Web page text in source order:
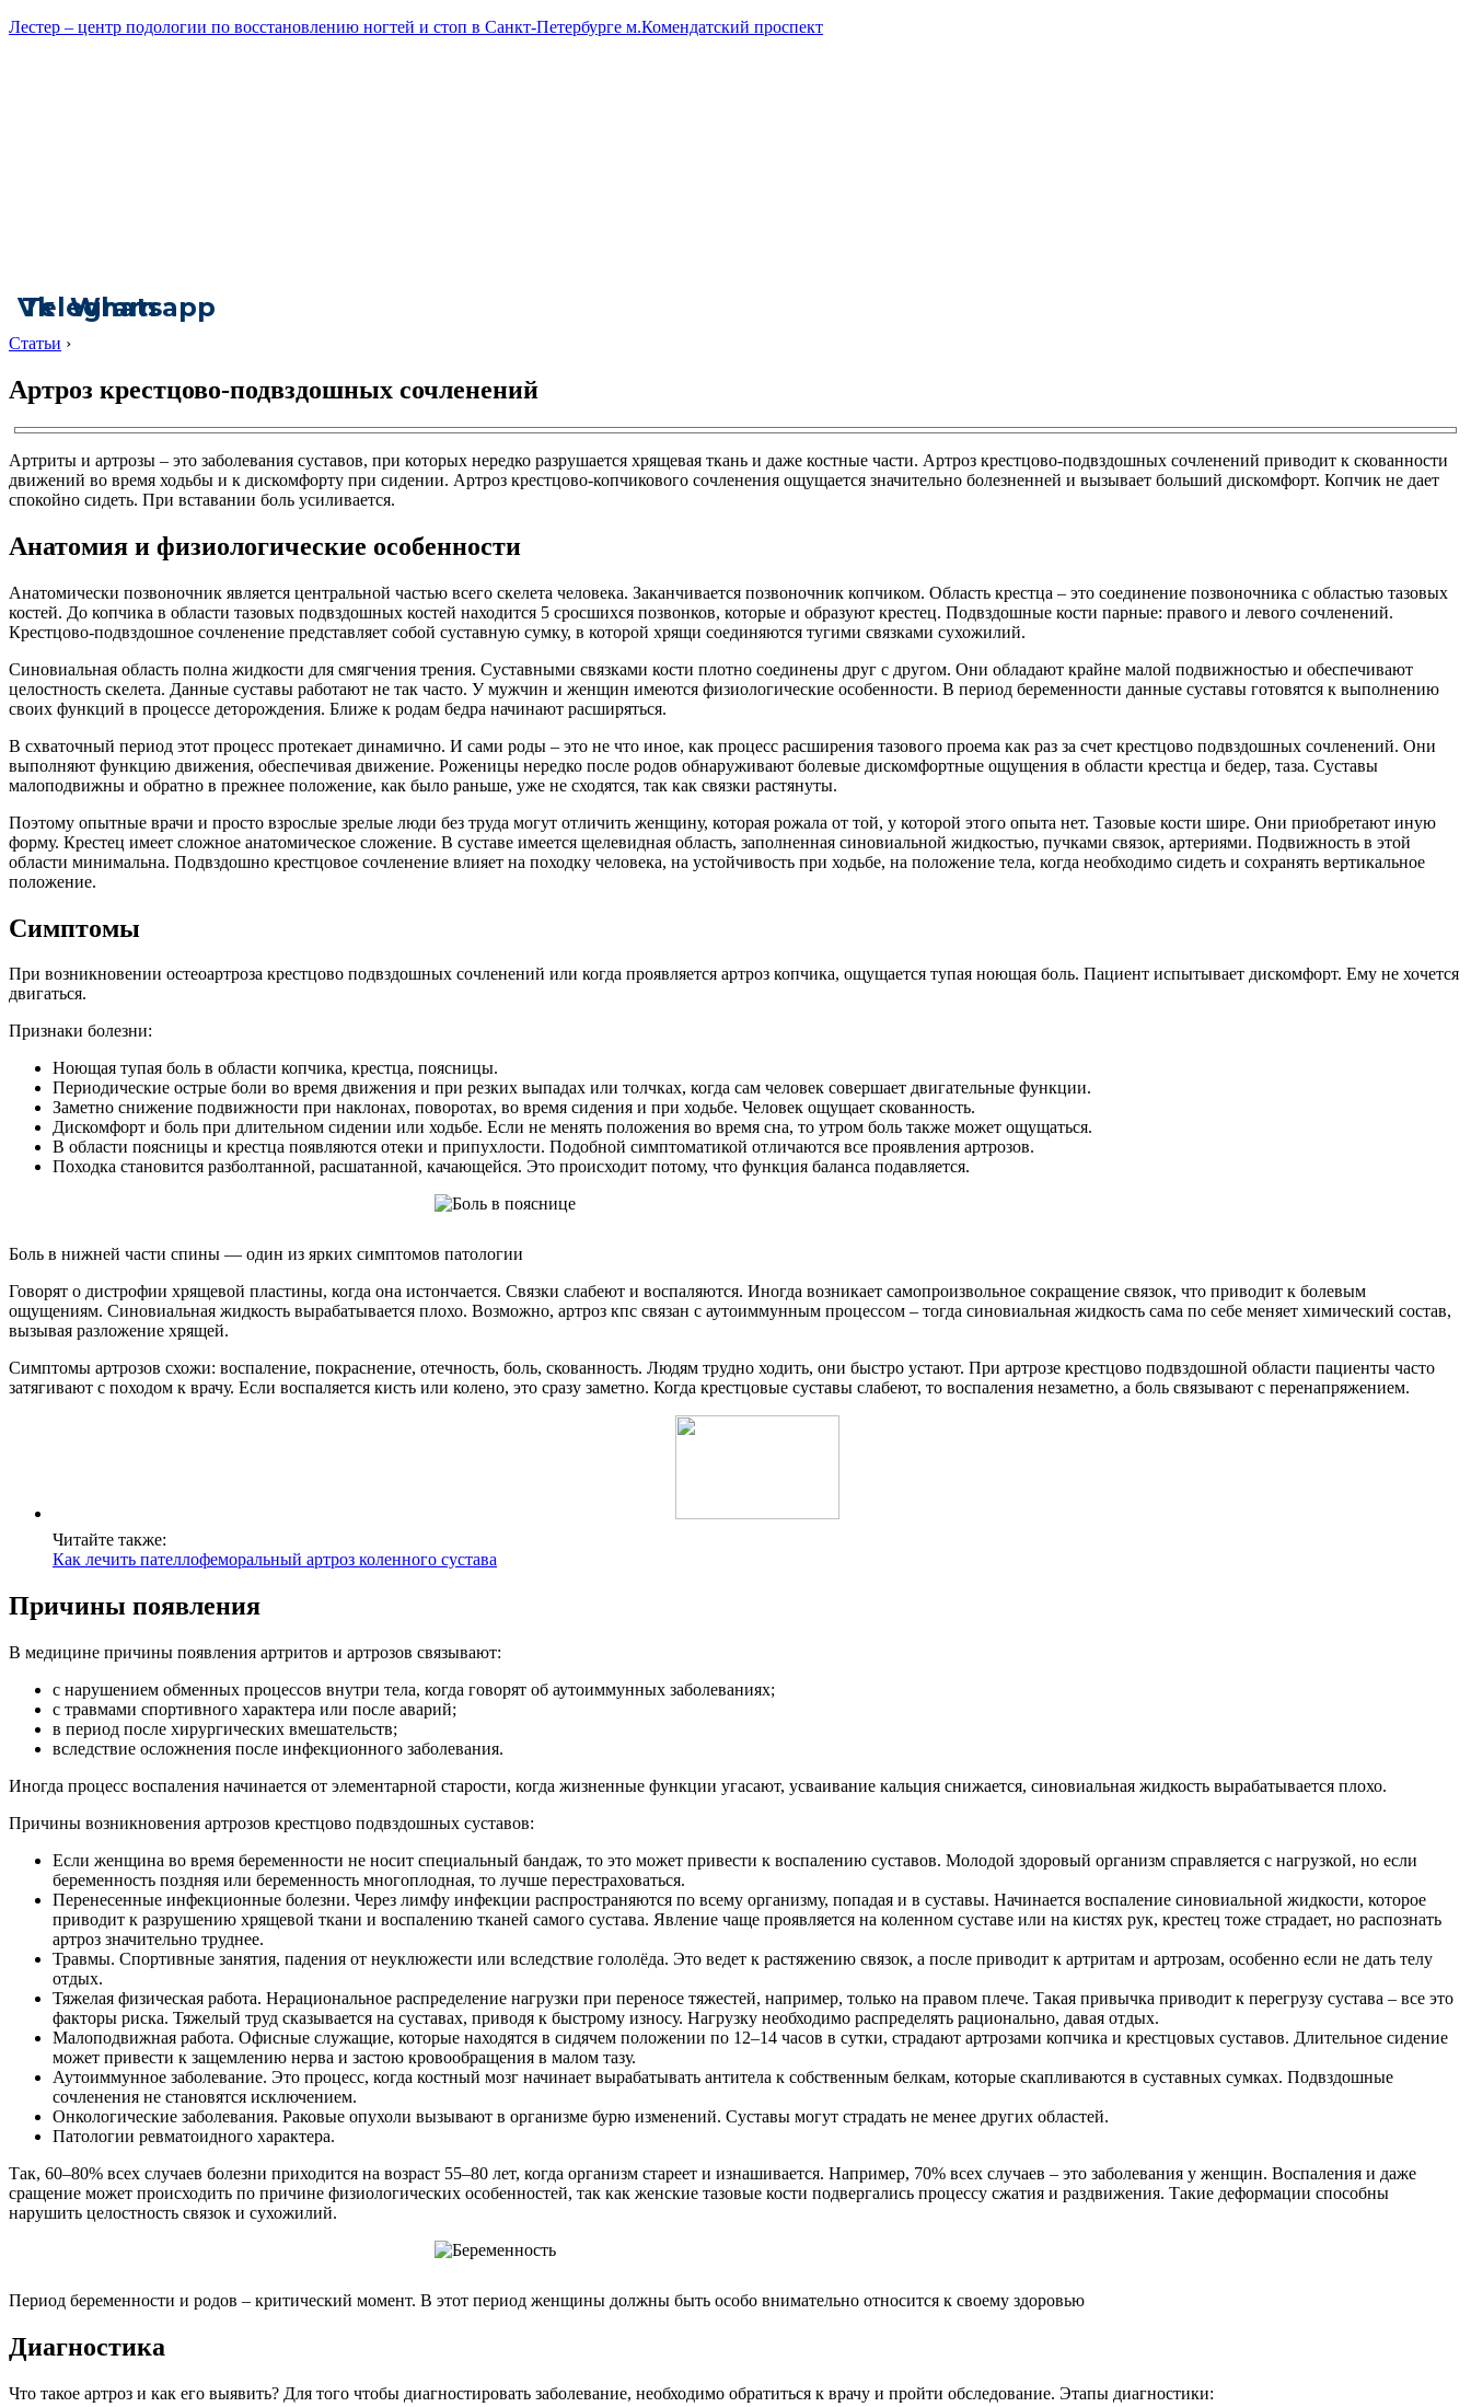
Лестер – центр подологии по восстановлению ногтей и стоп в Санкт-Петербурге м.Комендатский проспект
Vk
Telegram
Whatsapp
Статьи ›
Артроз крестцово-подвздошных сочленений
Артриты и артрозы – это заболевания суставов, при которых нередко разрушается хрящевая ткань и даже костные части. Артроз крестцово-подвздошных сочленений приводит к скованности
движений во время ходьбы и к дискомфорту при сидении. Артроз крестцово-копчикового сочленения ощущается значительно болезненней и вызывает больший дискомфорт. Копчик не дает
спокойно сидеть. При вставании боль усиливается.
Анатомия и физиологические особенности
Анатомически позвоночник является центральной частью всего скелета человека. Заканчивается позвоночник копчиком. Область крестца – это соединение позвоночника с областью тазовых
костей. До копчика в области тазовых подвздошных костей находится 5 сросшихся позвонков, которые и образуют крестец. Подвздошные кости парные: правого и левого сочленений.
Крестцово-подвздошное сочленение представляет собой суставную сумку, в которой хрящи соединяются тугими связками сухожилий.
Синовиальная область полна жидкости для смягчения трения. Суставными связками кости плотно соединены друг с другом. Они обладают крайне малой подвижностью и обеспечивают
целостность скелета. Данные суставы работают не так часто. У мужчин и женщин имеются физиологические особенности. В период беременности данные суставы готовятся к выполнению
своих функций в процессе деторождения. Ближе к родам бедра начинают расширяться.
В схваточный период этот процесс протекает динамично. И сами роды – это не что иное, как процесс расширения тазового проема как раз за счет крестцово подвздошных сочленений. Они
выполняют функцию движения, обеспечивая движение. Роженицы нередко после родов обнаруживают болевые дискомфортные ощущения в области крестца и бедер, таза. Суставы
малоподвижны и обратно в прежнее положение, как было раньше, уже не сходятся, так как связки растянуты.
Поэтому опытные врачи и просто взрослые зрелые люди без труда могут отличить женщину, которая рожала от той, у которой этого опыта нет. Тазовые кости шире. Они приобретают иную
форму. Крестец имеет сложное анатомическое сложение. В суставе имеется щелевидная область, заполненная синовиальной жидкостью, пучками связок, артериями. Подвижность в этой
области минимальна. Подвздошно крестцовое сочленение влияет на походку человека, на устойчивость при ходьбе, на положение тела, когда необходимо сидеть и сохранять вертикальное
положение.
Симптомы
При возникновении остеоартроза крестцово подвздошных сочленений или когда проявляется артроз копчика, ощущается тупая ноющая боль. Пациент испытывает дискомфорт. Ему не хочется
двигаться.
Признаки болезни:
Ноющая тупая боль в области копчика, крестца, поясницы.
Периодические острые боли во время движения и при резких выпадах или толчках, когда сам человек совершает двигательные функции.
Заметно снижение подвижности при наклонах, поворотах, во время сидения и при ходьбе. Человек ощущает скованность.
Дискомфорт и боль при длительном сидении или ходьбе. Если не менять положения во время сна, то утром боль также может ощущаться.
В области поясницы и крестца появляются отеки и припухлости. Подобной симптоматикой отличаются все проявления артрозов.
Походка становится разболтанной, расшатанной, качающейся. Это происходит потому, что функция баланса подавляется.
Боль в нижней части спины — один из ярких симптомов патологии
Говорят о дистрофии хрящевой пластины, когда она истончается. Связки слабеют и воспаляются. Иногда возникает самопроизвольное сокращение связок, что приводит к болевым
ощущениям. Синовиальная жидкость вырабатывается плохо. Возможно, артроз кпс связан с аутоиммунным процессом – тогда синовиальная жидкость сама по себе меняет химический состав,
вызывая разложение хрящей.
Симптомы артрозов схожи: воспаление, покраснение, отечность, боль, скованность. Людям трудно ходить, они быстро устают. При артрозе крестцово подвздошной области пациенты часто
затягивают с походом к врачу. Если воспаляется кисть или колено, это сразу заметно. Когда крестцовые суставы слабеют, то воспаления незаметно, а боль связывают с перенапряжением.
Читайте также:
Как лечить пателлофеморальный артроз коленного сустава
Причины появления
В медицине причины появления артритов и артрозов связывают:
с нарушением обменных процессов внутри тела, когда говорят об аутоиммунных заболеваниях;
с травмами спортивного характера или после аварий;
в период после хирургических вмешательств;
вследствие осложнения после инфекционного заболевания.
Иногда процесс воспаления начинается от элементарной старости, когда жизненные функции угасают, усваивание кальция снижается, синовиальная жидкость вырабатывается плохо.
Причины возникновения артрозов крестцово подвздошных суставов:
Если женщина во время беременности не носит специальный бандаж, то это может привести к воспалению суставов. Молодой здоровый организм справляется с нагрузкой, но если
беременность поздняя или беременность многоплодная, то лучше перестраховаться.
Перенесенные инфекционные болезни. Через лимфу инфекции распространяются по всему организму, попадая и в суставы. Начинается воспаление синовиальной жидкости, которое
приводит к разрушению хрящевой ткани и воспалению тканей самого сустава. Явление чаще проявляется на коленном суставе или на кистях рук, крестец тоже страдает, но распознать
артроз значительно труднее.
Травмы. Спортивные занятия, падения от неуклюжести или вследствие гололёда. Это ведет к растяжению связок, а после приводит к артритам и артрозам, особенно если не дать телу
отдых.
Тяжелая физическая работа. Нерациональное распределение нагрузки при переносе тяжестей, например, только на правом плече. Такая привычка приводит к перегрузу сустава – все это
факторы риска. Тяжелый труд сказывается на суставах, приводя к быстрому износу. Нагрузку необходимо распределять рационально, давая отдых.
Малоподвижная работа. Офисные служащие, которые находятся в сидячем положении по 12–14 часов в сутки, страдают артрозами копчика и крестцовых суставов. Длительное сидение
может привести к защемлению нерва и застою кровообращения в малом тазу.
Аутоиммунное заболевание. Это процесс, когда костный мозг начинает вырабатывать антитела к собственным белкам, которые скапливаются в суставных сумках. Подвздошные
сочленения не становятся исключением.
Онкологические заболевания. Раковые опухоли вызывают в организме бурю изменений. Суставы могут страдать не менее других областей.
Патологии ревматоидного характера.
Так, 60–80% всех случаев болезни приходится на возраст 55–80 лет, когда организм стареет и изнашивается. Например, 70% всех случаев – это заболевания у женщин. Воспаления и даже
сращение может происходить по причине физиологических особенностей, так как женские тазовые кости подвергались процессу сжатия и раздвижения. Такие деформации способны
нарушить целостность связок и сухожилий.
Период беременности и родов – критический момент. В этот период женщины должны быть особо внимательно относится к своему здоровью
Диагностика
Что такое артроз и как его выявить? Для того чтобы диагностировать заболевание, необходимо обратиться к врачу и пройти обследование. Этапы диагностики: